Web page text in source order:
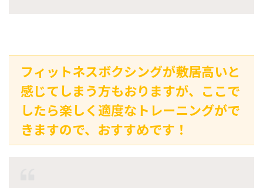
フィットネスボクシングが敷居高いと
感じてしまう方もおりますが、ここで
したら楽しく適度なトレーニングがで
きますので、おすすめです！